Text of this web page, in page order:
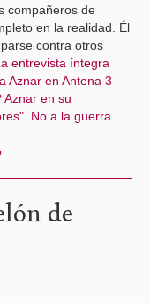
compañeros de
en la realidad. Él
contra otros
entrevista íntegra
Aznar en Antena 3
Aznar en su
No a la guerra
de